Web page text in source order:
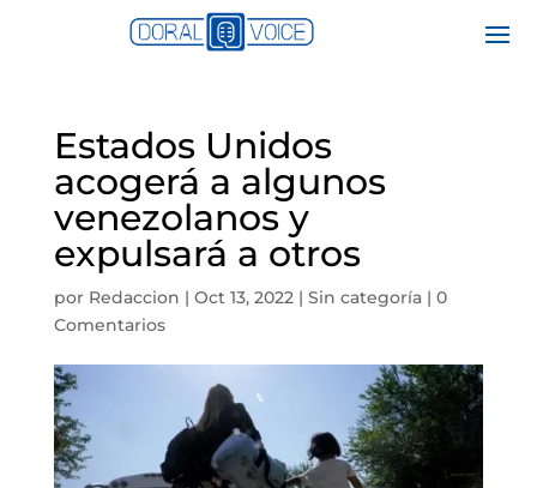
Estados Unidos
acogerá a algunos
venezolanos y
expulsará a otros
por Redaccion | Oct 13, 2022| Sin categoría| 0
Comentarios